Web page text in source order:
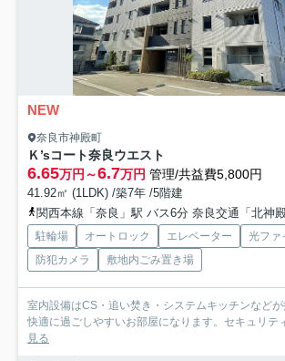
NEW
奈良市神殿町
Ｋ’sコート奈良ウエスト
6.65万円～6.7万円 管理/共益費5,800円
41.92㎡ (1LDK) /築7年 /5階建
関西本線「奈良」駅 バス6分 奈良交通「北神
駐輪場 オートロック エレベーター
光ファ
防犯カメラ
敷地内ごみ置き場
室内設備はCS・追い焚き・システムキッチンなどが
快適に過ごしやすいお部屋になります。セキュリテ
見る